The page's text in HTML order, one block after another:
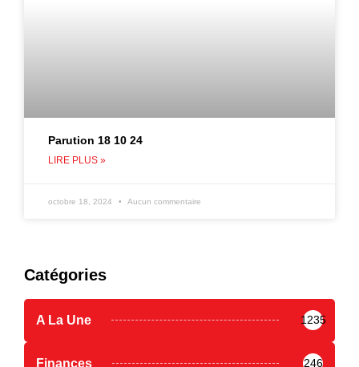
Parution 18 10 24
LIRE PLUS »
octobre 18, 2024 Aucun commentaire
Catégories
A La Une 1235
Finances 246